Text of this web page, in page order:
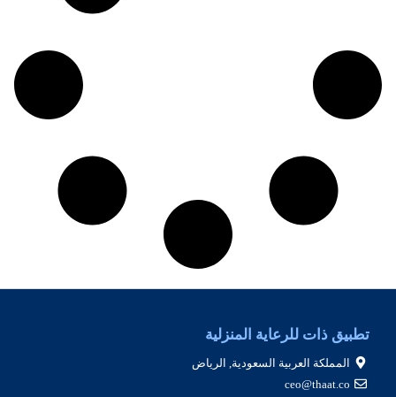
تطبيق ذات للرعاية المنزلية
المملكة العربية السعودية, الرياض
ceo@thaat.co